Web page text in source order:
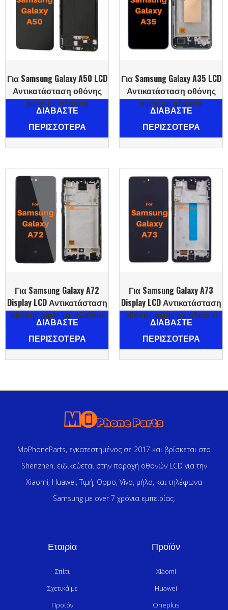
Για Samsung Galaxy A50 LCD
Αντικατάσταση οθόνης
αφής με πλαίσιο
ΔΙΑΒΆΣΤΕ
ΠΕΡΙΣΣΌΤΕΡΑ
Για Samsung Galaxy A35 LCD
Αντικατάσταση οθόνης
αφής με πλαίσιο
ΔΙΑΒΆΣΤΕ
ΠΕΡΙΣΣΌΤΕΡΑ
Για Samsung Galaxy A72
Display LCD Αντικατάσταση
οθόνης αφής με πλαίσιο
ΔΙΑΒΆΣΤΕ
ΠΕΡΙΣΣΌΤΕΡΑ
Για Samsung Galaxy A73
Display LCD Αντικατάσταση
οθόνης αφής με πλαίσιο
ΔΙΑΒΆΣΤΕ
ΠΕΡΙΣΣΌΤΕΡΑ
MoPhoneParts, εγκατεστημένος σε 2017 και βρίσκεται στο
Shenzhen, ειδικεύεται στην παροχή οθονών LCD για την
Xiaomi, Huawei, Τιμή, Oppo, Vivo, μήλο, και τηλέφωνα
Samsung με over 7 χρόνια εμπειρίας.
Εταιρία
Σπίτι
Σχετικά με
Προϊόν
Προϊόν
Xiaomi
Huawei
Oneplus